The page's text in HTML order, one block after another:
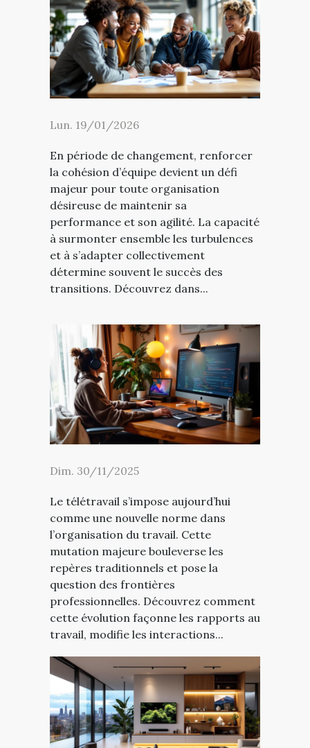
Lun. 19/01/2026
En période de changement, renforcer
la cohésion d’équipe devient un défi
majeur pour toute organisation
désireuse de maintenir sa
performance et son agilité. La capacité
à surmonter ensemble les turbulences
et à s’adapter collectivement
détermine souvent le succès des
transitions. Découvrez dans...
Dim. 30/11/2025
Le télétravail s’impose aujourd’hui
comme une nouvelle norme dans
l’organisation du travail. Cette
mutation majeure bouleverse les
repères traditionnels et pose la
question des frontières
professionnelles. Découvrez comment
cette évolution façonne les rapports au
travail, modifie les interactions...